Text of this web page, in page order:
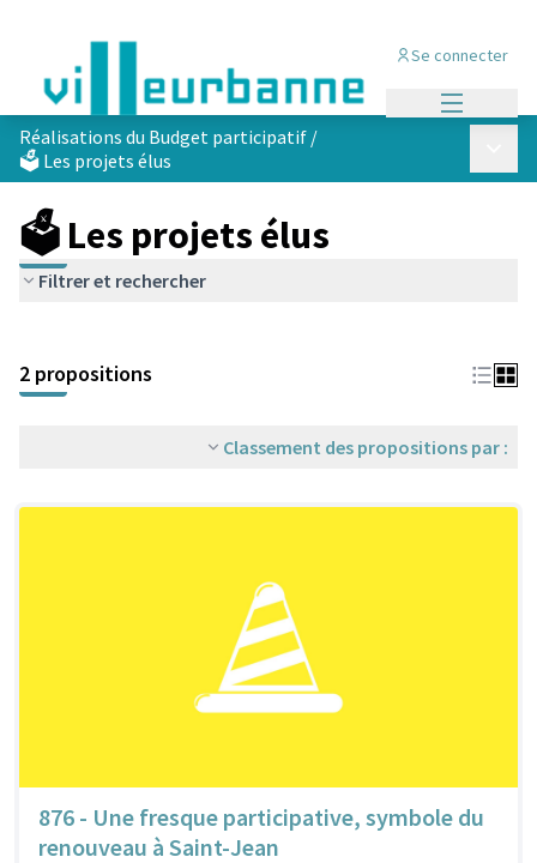
Se connecter
Réalisations du Budget participatif /
🗳️ Les projets élus
🗳️ Les projets élus
Filtrer et rechercher
+
−
2 propositions
Classement des propositions par :
876 - Une fresque participative, symbole du
renouveau à Saint-Jean